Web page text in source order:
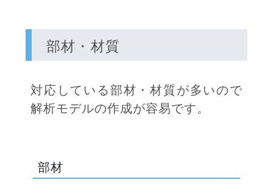
部材・材質
対応している部材・材質が多いので
解析モデルの作成が容易です。
部材